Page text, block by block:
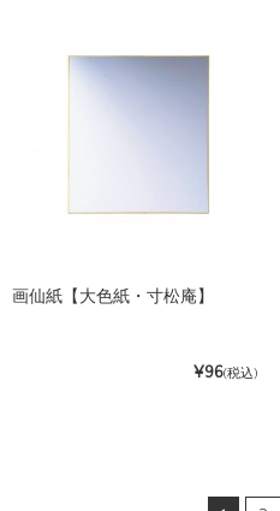
画仙紙【大色紙・寸松庵】
¥96(税込)